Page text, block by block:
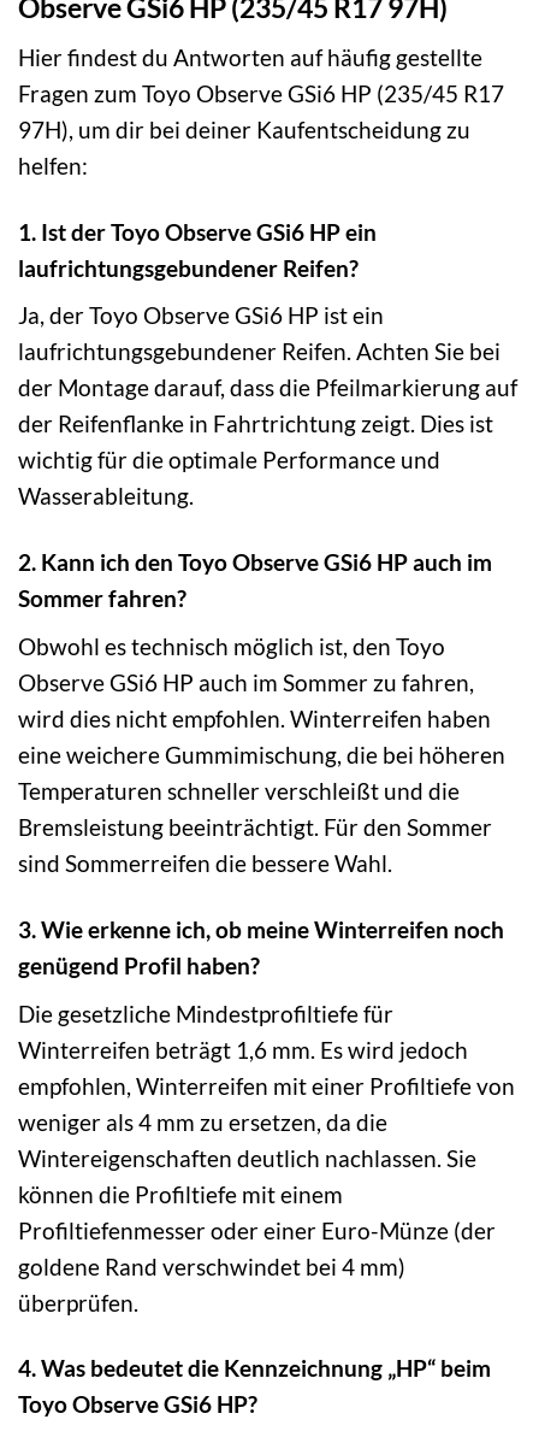
Observe GSi6 HP (235/45 R17 97H)
Hier findest du Antworten auf häufig gestellte
Fragen zum Toyo Observe GSi6 HP (235/45 R17
97H), um dir bei deiner Kaufentscheidung zu
helfen:
1. Ist der Toyo Observe GSi6 HP ein
laufrichtungsgebundener Reifen?
Ja, der Toyo Observe GSi6 HP ist ein
laufrichtungsgebundener Reifen. Achten Sie bei
der Montage darauf, dass die Pfeilmarkierung auf
der Reifenflanke in Fahrtrichtung zeigt. Dies ist
wichtig für die optimale Performance und
Wasserableitung.
2. Kann ich den Toyo Observe GSi6 HP auch im
Sommer fahren?
Obwohl es technisch möglich ist, den Toyo
Observe GSi6 HP auch im Sommer zu fahren,
wird dies nicht empfohlen. Winterreifen haben
eine weichere Gummimischung, die bei höheren
Temperaturen schneller verschleißt und die
Bremsleistung beeinträchtigt. Für den Sommer
sind Sommerreifen die bessere Wahl.
3. Wie erkenne ich, ob meine Winterreifen noch
genügend Profil haben?
Die gesetzliche Mindestprofiltiefe für
Winterreifen beträgt 1,6 mm. Es wird jedoch
empfohlen, Winterreifen mit einer Profiltiefe von
weniger als 4 mm zu ersetzen, da die
Wintereigenschaften deutlich nachlassen. Sie
können die Profiltiefe mit einem
Profiltiefenmesser oder einer Euro-Münze (der
goldene Rand verschwindet bei 4 mm)
überprüfen.
4. Was bedeutet die Kennzeichnung „HP“ beim
Toyo Observe GSi6 HP?